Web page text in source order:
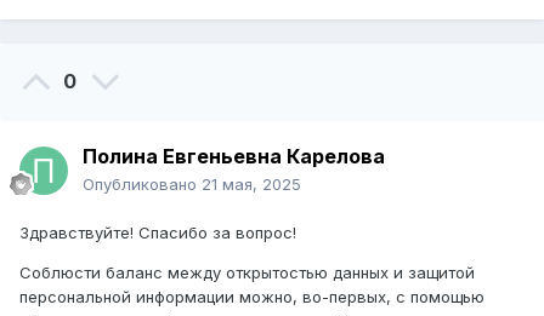
0
Полина Евгеньевна Карелова
Опубликовано 21 мая, 2025
Здравствуйте! Спасибо за вопрос!
Соблюсти баланс между открытостью данных и защитой
персональной информации можно, во-первых, с помощью